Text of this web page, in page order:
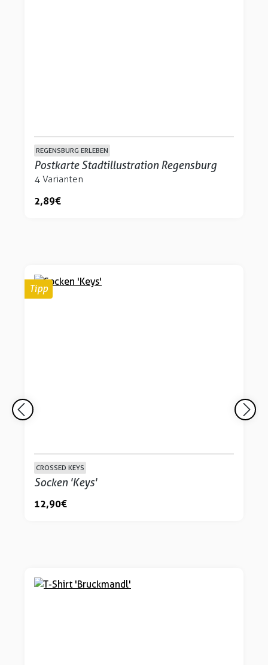
REGENSBURG ERLEBEN
Postkarte Stadtillustration Regensburg
4 Varianten
2,89 €
Tipp
CROSSED KEYS
Socken 'Keys'
12,90 €